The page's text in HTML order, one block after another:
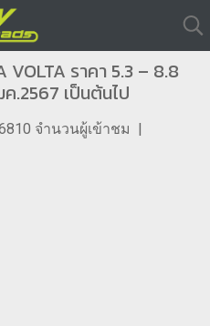
VOLTA ราคา 5.3 – 8.8
.2567 เป็นต้นไป
จำนวนผู้เข้าชม |